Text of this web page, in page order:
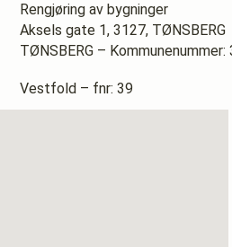
Rengjøring av bygninger
Aksels gate 1, 3127, TØNSBERG
TØNSBERG – Kommunenummer:
Vestfold – fnr: 39